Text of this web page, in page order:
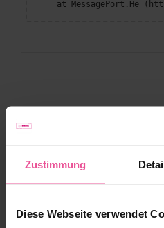
Zustimmung
Diese Webseite verwendet
at MessagePort.He